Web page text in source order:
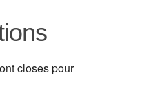
closes pour